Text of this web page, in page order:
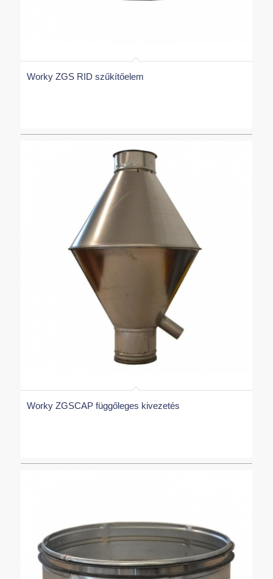
Worky ZGS RID szűkítőelem
Worky ZGSCAP függőleges kivezetés